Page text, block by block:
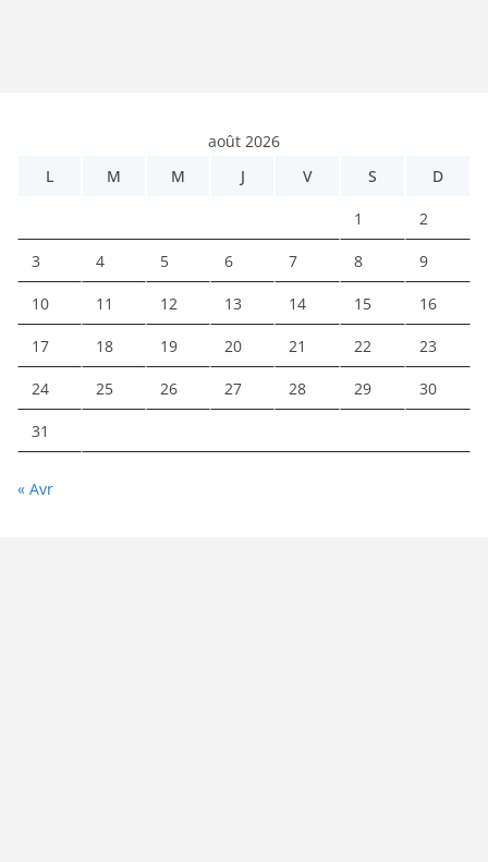
août 2026
L
M M J V S D
1 2
3 4 5 6 7 8 9
10 11 12 13 14 15 16
17 18 19 20 21 22 23
24 25 26 27 28 29 30
31
« Avr